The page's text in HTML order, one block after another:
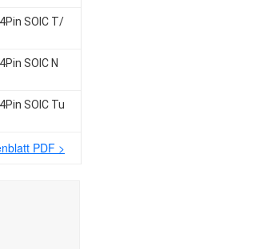
SOIC T/
SOIC N
SOIC Tu
PDF >